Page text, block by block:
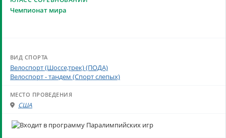
Чемпионат мира
Велоспорт (Шоссе,трек) (ПОДА)
Велоспорт - тандем (Спорт слепых)
США